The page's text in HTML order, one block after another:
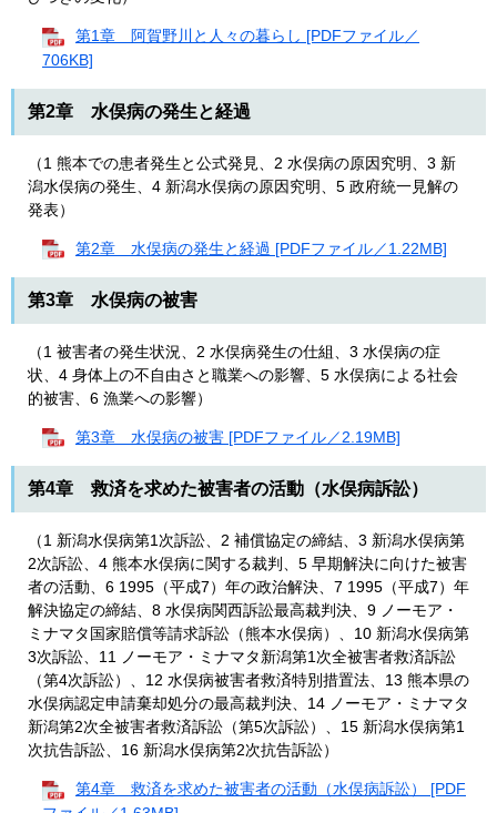
第1章 阿賀野川と人々の暮らし [PDFファイル／
706KB]
第2章 水俣病の発生と経過
（1 熊本での患者発生と公式発見、2 水俣病の原因究明、3 新
潟水俣病の発生、4 新潟水俣病の原因究明、5 政府統一見解の
発表）
第2章 水俣病の発生と経過 [PDFファイル／1.22MB]
第3章 水俣病の被害
（1 被害者の発生状況、2 水俣病発生の仕組、3 水俣病の症
状、4 身体上の不自由さと職業への影響、5 水俣病による社会
的被害、6 漁業への影響）
第3章 水俣病の被害 [PDFファイル／2.19MB]
第4章 救済を求めた被害者の活動（水俣病訴訟）
（1 新潟水俣病第1次訴訟、2 補償協定の締結、3 新潟水俣病第
2次訴訟、4 熊本水俣病に関する裁判、5 早期解決に向けた被害
者の活動、6 1995（平成7）年の政治解決、7 1995（平成7）年
解決協定の締結、8 水俣病関西訴訟最高裁判決、9 ノーモア・
ミナマタ国家賠償等請求訴訟（熊本水俣病）、10 新潟水俣病第
3次訴訟、11 ノーモア・ミナマタ新潟第1次全被害者救済訴訟
（第4次訴訟）、12 水俣病被害者救済特別措置法、13 熊本県の
水俣病認定申請棄却処分の最高裁判決、14 ノーモア・ミナマタ
新潟第2次全被害者救済訴訟（第5次訴訟）、15 新潟水俣病第1
次抗告訴訟、16 新潟水俣病第2次抗告訴訟）
第4章 救済を求めた被害者の活動（水俣病訴訟） [PDF